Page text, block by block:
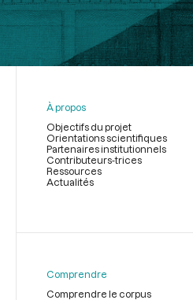
page
À propos
Objectifs du projet
Orientations scientifiques
Partenaires institutionnels
Contributeurs-trices
Ressources
Actualités
Comprendre
Comprendre le corpus